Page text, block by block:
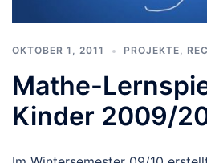
OKTOBER 1, 2011 PROJEKTE
Mathe-
Kinder 2009/